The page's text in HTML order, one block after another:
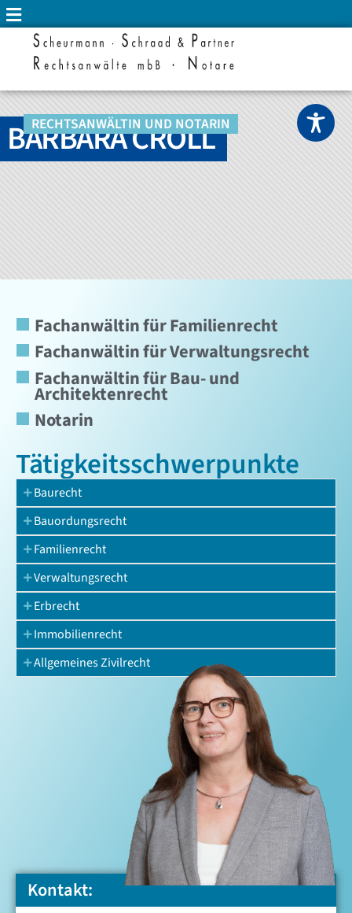
RECHTSANWÄLTIN UND NOTARIN
BARBARA CROLL
Fachanwältin für Familienrecht
Fachanwältin für Verwaltungsrecht
Fachanwältin für Bau- und
Architektenrecht
Notarin
Tätigkeits­schwerpunkte
Baurecht
Bauordungsrecht
Familienrecht
Verwaltungsrecht
Erbrecht
Immobilienrecht
Allgemeines Zivilrecht
Kontakt: